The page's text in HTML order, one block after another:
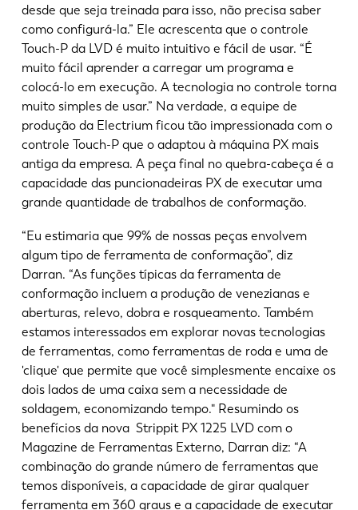
desde que seja treinada para isso, não precisa saber
como configurá-la.” Ele acrescenta que o controle
Touch-P da LVD é muito intuitivo e fácil de usar. “É
muito fácil aprender a carregar um programa e
colocá-lo em execução. A tecnologia no controle torna
muito simples de usar.” Na verdade, a equipe de
produção da Electrium ficou tão impressionada com o
controle Touch-P que o adaptou à máquina PX mais
antiga da empresa. A peça final no quebra-cabeça é a
capacidade das puncionadeiras PX de executar uma
grande quantidade de trabalhos de conformação.
“Eu estimaria que 99% de nossas peças envolvem
algum tipo de ferramenta de conformação”, diz
Darran. “As funções típicas da ferramenta de
conformação incluem a produção de venezianas e
aberturas, relevo, dobra e rosqueamento. Também
estamos interessados em explorar novas tecnologias
de ferramentas, como ferramentas de roda e uma de
'clique' que permite que você simplesmente encaixe os
dois lados de uma caixa sem a necessidade de
soldagem, economizando tempo." Resumindo os
benefícios da nova Strippit PX 1225 LVD com o
Magazine de Ferramentas Externo, Darran diz: “A
combinação do grande número de ferramentas que
temos disponíveis, a capacidade de girar qualquer
ferramenta em 360 graus e a capacidade de executar